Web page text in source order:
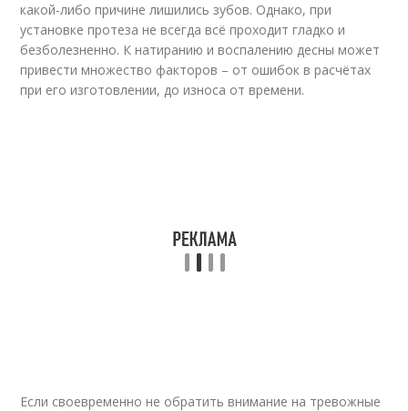
какой-либо причине лишились зубов. Однако, при
установке протеза не всегда всё проходит гладко и
безболезненно. К натиранию и воспалению десны может
привести множество факторов – от ошибок в расчётах
при его изготовлении, до износа от времени.
Если своевременно не обратить внимание на тревожные